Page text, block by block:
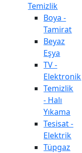
Temizlik
Boya -
Tamirat
Beyaz
Eşya
TV -
Elektronik
Temizlik
- Halı
Yıkama
Tesisat -
Elektrik
Tüpgaz